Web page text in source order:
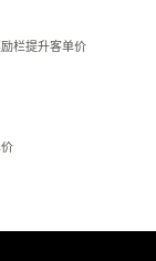
栏提升客单价